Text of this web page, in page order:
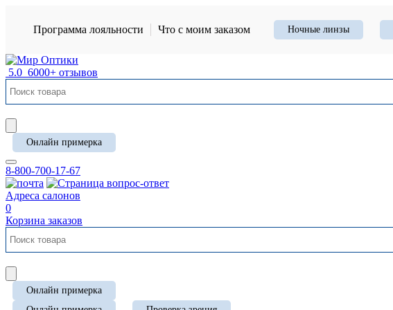
Программа лояльности Что с моим заказом Ночные линзы
5.0 6000+ отзывов
Онлайн примерка
8-800-700-17-67
Адреса салонов
0
Корзина заказов
Онлайн примерка